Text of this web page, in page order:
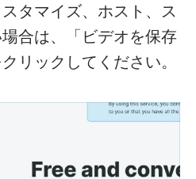
タマイズ、ホスト、ス
合は、「ビデオを保存
リックしてください。